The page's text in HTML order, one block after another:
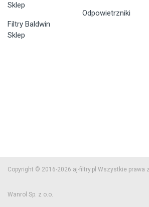
Sklep
Filtry Baldwin
Sklep
Odpowietrzniki
Copyright © 2016-2026 aj-filtry.pl Wszystkie prawa
Wanrol Sp. z o.o.